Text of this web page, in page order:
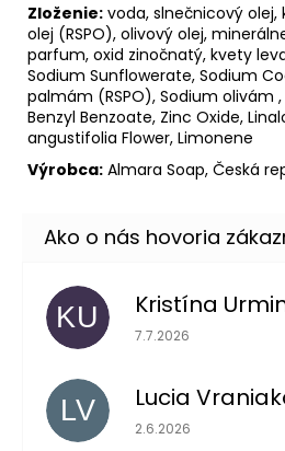
Zloženie: voda, slnečnicový
olej (RSPO), olivový olej,
parfum, oxid zinočnatý, kvety
Sodium Sunflowerate, Sodium
palmám (RSPO), Sodium olivám
Benzyl Benzoate, Zinc Oxide,
angustifolia Flower, Limonene
Výrobca: Almara Soap, Česká
KU Kristína
Hodnotenie
7.7.2026
LV Lucia
Hodnotenie
2.6.2026